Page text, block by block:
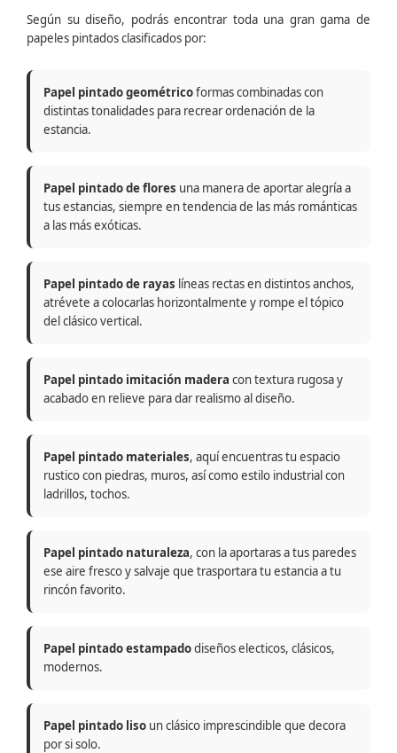
Según su diseño, podrás encontrar toda una gran gama de
papeles pintados clasificados por:
Papel pintado geométricoformas combinadas con
distintas tonalidades para recrear ordenación de la
estancia.
Papel pintado de flores una manera de aportar alegría a
tus estancias, siempre en tendencia de las más románticas
a las más exóticas.
Papel pintado de rayas líneas rectas en distintos anchos,
atrévete a colocarlas horizontalmente y rompe el tópico
del clásico vertical.
Papel pintado imitación madera con textura rugosa y
acabado en relieve para dar realismo al diseño.
Papel pintado materiales, aquí encuentras tu espacio
rustico con piedras, muros, así como estilo industrial con
ladrillos, tochos.
Papel pintado naturaleza, con la aportaras a tus paredes
ese aire fresco y salvaje que trasportara tu estancia a tu
rincón favorito.
Papel pintado estampadodiseños electicos, clásicos,
modernos.
Papel pintado liso un clásico imprescindible que decora
por si solo.